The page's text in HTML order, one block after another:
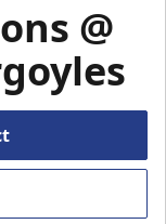
@